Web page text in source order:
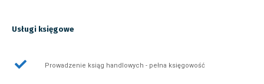
Usługi księgowe
Prowadzenie ksiąg handlowych - pełna księgowość